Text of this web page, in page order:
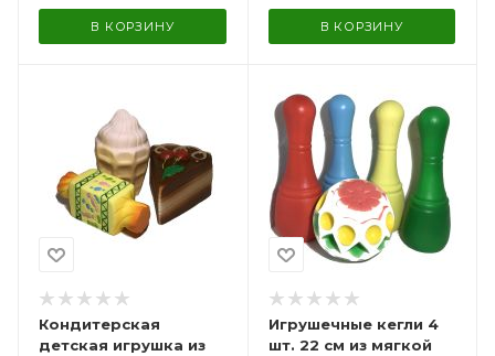
В КОРЗИНУ В КОРЗИНУ
Кондитерская
детская игрушка из
Игрушечные кегли 4
шт. 22 см из мягкой